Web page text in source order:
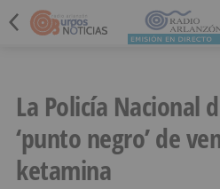
La Policía Nacional
‘punto negro’ de
ketamina